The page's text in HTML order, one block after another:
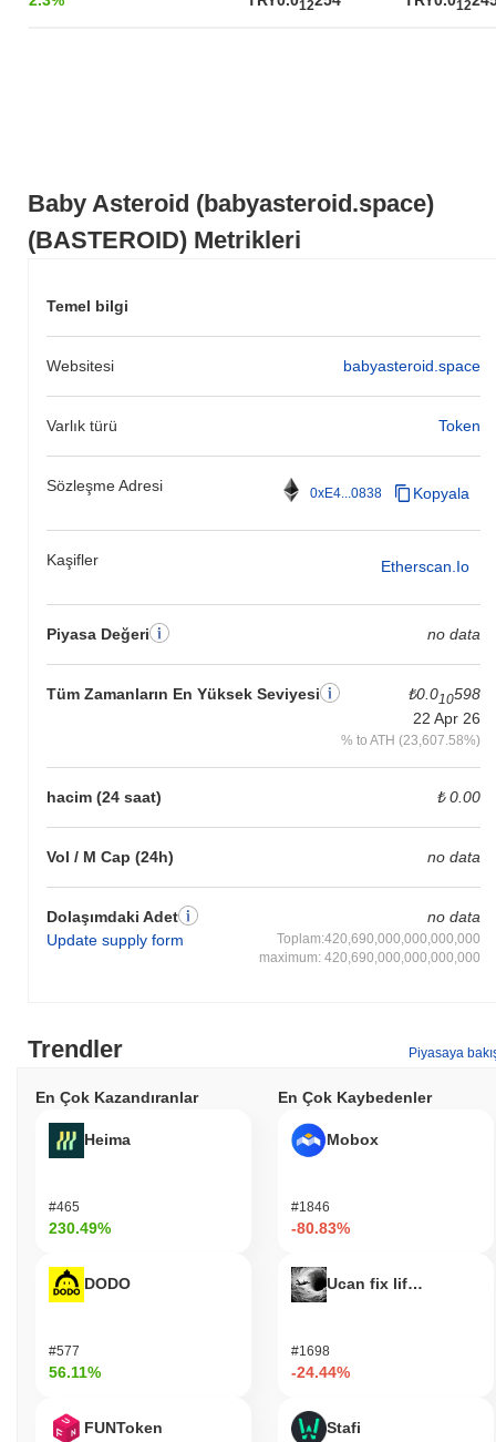
Baby Asteroid (babyasteroid.space)
(BASTEROID) Metrikleri
Temel bilgi
Websitesi babyasteroid.space
Varlık türü Token
Sözleşme Adresi 0xE4...0838 Kopyala
Kaşifler Etherscan.io
Piyasa Değeri no data
Tüm Zamanların En Yüksek Seviyesi ₺0.010598
22 Apr 26
% to ATH (23,607.58%)
hacim (24 saat) ₺ 0.00
Vol / M Cap (24h) no data
Dolaşımdaki Adet
Update supply form
no data
Toplam:420,690,000,000,000,000
maximum: 420,690,000,000,000,000
12 12
Trendler Piyasaya
En Çok Kazandıranlar
Heima
#465
230.49%
DODO
#577
56.11%
FUNToken
En Çok Kaybedenler
Mobox
#1846
-80.83%
Ucan fix life in1day
#1698
-24.44%
Stafi